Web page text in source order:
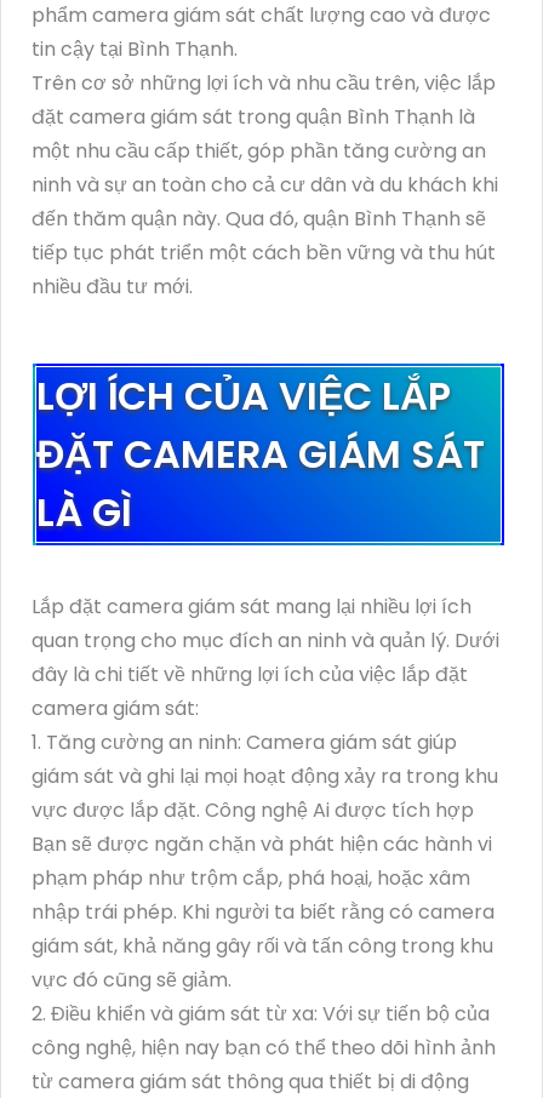
phẩm camera giám sát chất lượng cao và được
tin cậy tại Bình Thạnh.
Trên cơ sở những lợi ích và nhu cầu trên, việc lắp
đặt camera giám sát trong quận Bình Thạnh là
một nhu cầu cấp thiết, góp phần tăng cường an
ninh và sự an toàn cho cả cư dân và du khách khi
đến thăm quận này. Qua đó, quận Bình Thạnh sẽ
tiếp tục phát triển một cách bền vững và thu hút
nhiều đầu tư mới.
LỢI ÍCH CỦA VIỆC LẮP
ĐẶT CAMERA GIÁM SÁT
LÀ GÌ
Lắp đặt camera giám sát mang lại nhiều lợi ích
quan trọng cho mục đích an ninh và quản lý. Dưới
đây là chi tiết về những lợi ích của việc lắp đặt
camera giám sát:
1. Tăng cường an ninh: Camera giám sát giúp
giám sát và ghi lại mọi hoạt động xảy ra trong khu
vực được lắp đặt. Công nghệ Ai được tích hợp
Bạn sẽ được ngăn chặn và phát hiện các hành vi
phạm pháp như trộm cắp, phá hoại, hoặc xâm
nhập trái phép. Khi người ta biết rằng có camera
giám sát, khả năng gây rối và tấn công trong khu
vực đó cũng sẽ giảm.
2. Điều khiển và giám sát từ xa: Với sự tiến bộ của
công nghệ, hiện nay bạn có thể theo dõi hình ảnh
từ camera giám sát thông qua thiết bị di động